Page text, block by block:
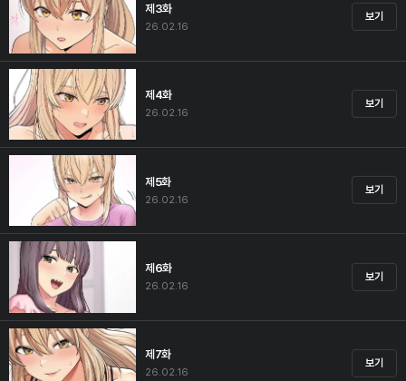
제3화
26.02.16
보기
제4화
26.02.16
보기
제5화
26.02.16
보기
제6화
26.02.16
보기
제7화
26.02.16
보기